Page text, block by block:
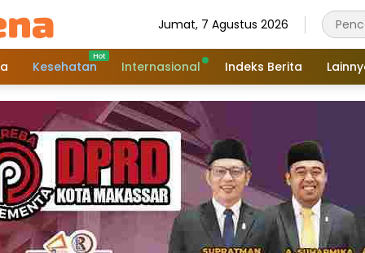
Jumat, 7 Agustus 2026
Kesehatan Internasional Indeks Berita